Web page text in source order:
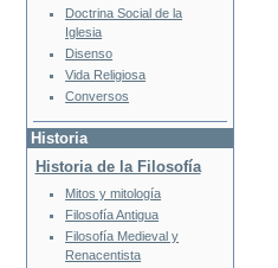
Doctrina Social de la
Iglesia
Disenso
Vida Religiosa
Conversos
Historia
Historia de la Filosofía
Mitos y mitología
Filosofía Antigua
Filosofía Medieval y
Renacentista